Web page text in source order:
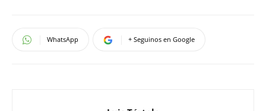
WhatsApp + Seguinos en Google